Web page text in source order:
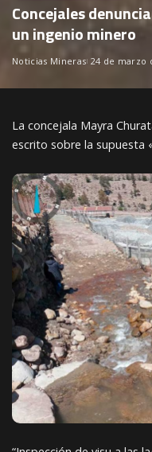
Concejales
un ingenio minero
Noticias Mineras 24 de marzo
La concejala Mayra
escrito sobre la supuesta